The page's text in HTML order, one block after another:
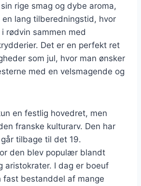
rige smag og dybe aroma,
lang tilberedningstid, hvor
rødvin sammen med
Det er en perfekt ret
som jul, hvor man ønsker
med en velsmagende og
en festlig hovedret, men
franske kulturarv. Den har
tilbage til det 19.
den blev populær blandt
aristokrater. I dag er boeuf
fast bestanddel af mange